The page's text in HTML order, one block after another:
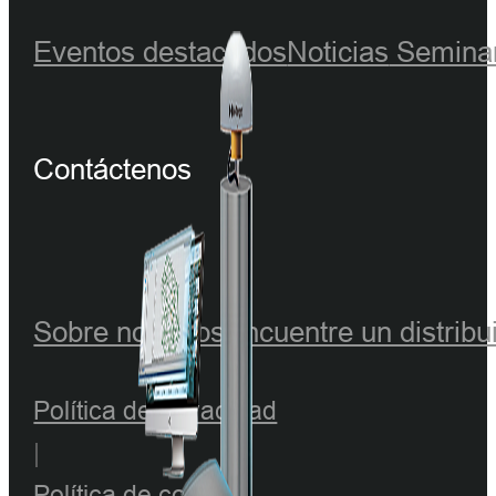
Eventos destacadosNoticias
Contáctenos
Sobre nosotros Encuentre un
Política de privacidad